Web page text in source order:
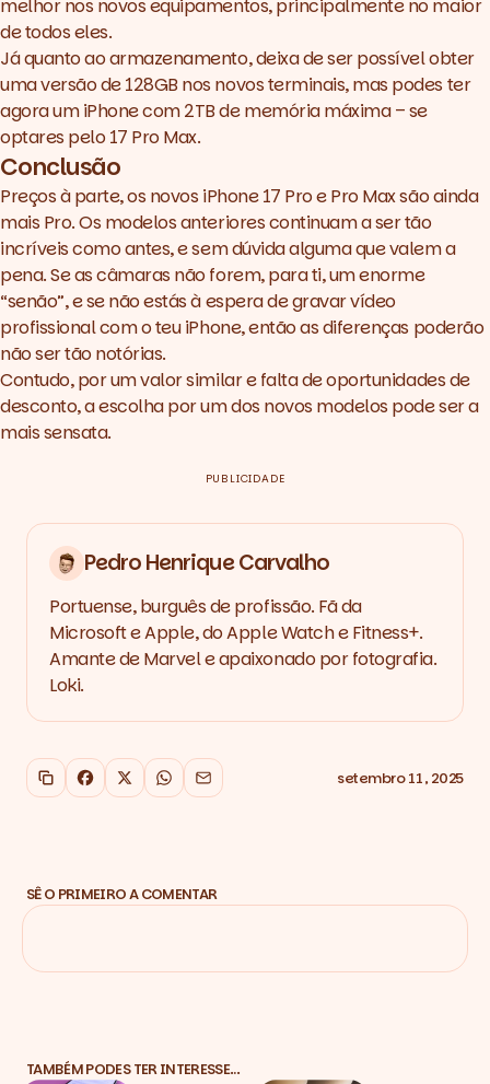
melhor nos novos equipamentos, principalmente no maior
de todos eles.
Já quanto ao armazenamento, deixa de ser possível obter
uma versão de 128GB nos novos terminais, mas podes ter
agora um iPhone com 2TB de memória máxima – se
optares pelo 17 Pro Max.
Conclusão
Preços à parte, os novos iPhone 17 Pro e Pro Max são ainda
mais Pro. Os modelos anteriores continuam a ser tão
incríveis como antes, e sem dúvida alguma que valem a
pena. Se as câmaras não forem, para ti, um enorme
“senão”, e se não estás à espera de gravar vídeo
profissional com o teu iPhone, então as diferenças poderão
não ser tão notórias.
Contudo, por um valor similar e falta de oportunidades de
desconto, a escolha por um dos novos modelos pode ser a
mais sensata.
PUBLICIDADE
Pedro Henrique Carvalho
Portuense, burguês de profissão. Fã da
Microsoft e Apple, do Apple Watch e Fitness+.
Amante de Marvel e apaixonado por fotografia.
Loki.
Copiar link
Facebook
X WhatsApp
Email setembro 11, 2025
SÊ O PRIMEIRO A COMENTAR
TAMBÉM PODES TER INTERESSE…